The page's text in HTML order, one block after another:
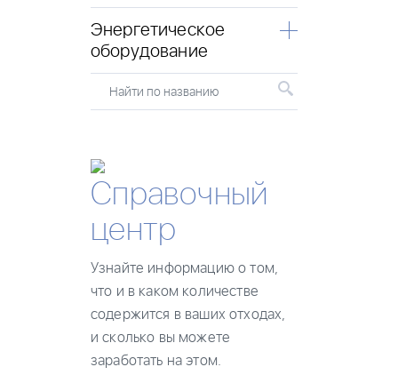
Энергетическое
оборудование
Найти по названию
Справочный
центр
Узнайте информацию о том,
что и в каком количестве
содержится в ваших отходах,
и сколько вы можете
заработать на этом.